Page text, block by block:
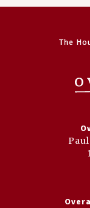
The